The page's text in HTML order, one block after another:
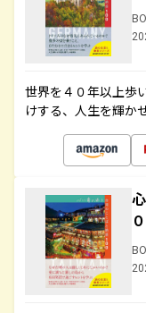
世界を４０年以上歩
けする、人生を輝か
０